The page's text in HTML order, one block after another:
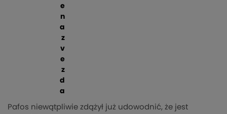
e
n
a
z
v
e
z
d
a
Pafos niewątpliwie zdążył już udowodnić, że jest